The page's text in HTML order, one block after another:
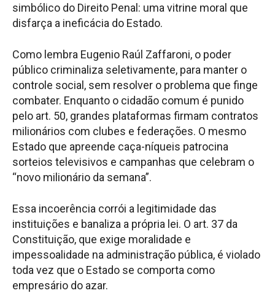
simbólico do Direito Penal: uma vitrine moral que
disfarça a ineficácia do Estado.
Como lembra Eugenio Raúl Zaffaroni, o poder
público criminaliza seletivamente, para manter o
controle social, sem resolver o problema que finge
combater. Enquanto o cidadão comum é punido
pelo art. 50, grandes plataformas firmam contratos
milionários com clubes e federações. O mesmo
Estado que apreende caça-níqueis patrocina
sorteios televisivos e campanhas que celebram o
“novo milionário da semana”.
Essa incoerência corrói a legitimidade das
instituições e banaliza a própria lei. O art. 37 da
Constituição, que exige moralidade e
impessoalidade na administração pública, é violado
toda vez que o Estado se comporta como
empresário do azar.